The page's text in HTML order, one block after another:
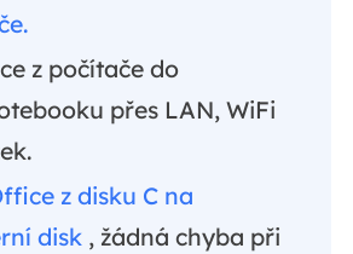
z počítače do
přes LAN, WiFi
z disku C na
disk, žádná chyba při